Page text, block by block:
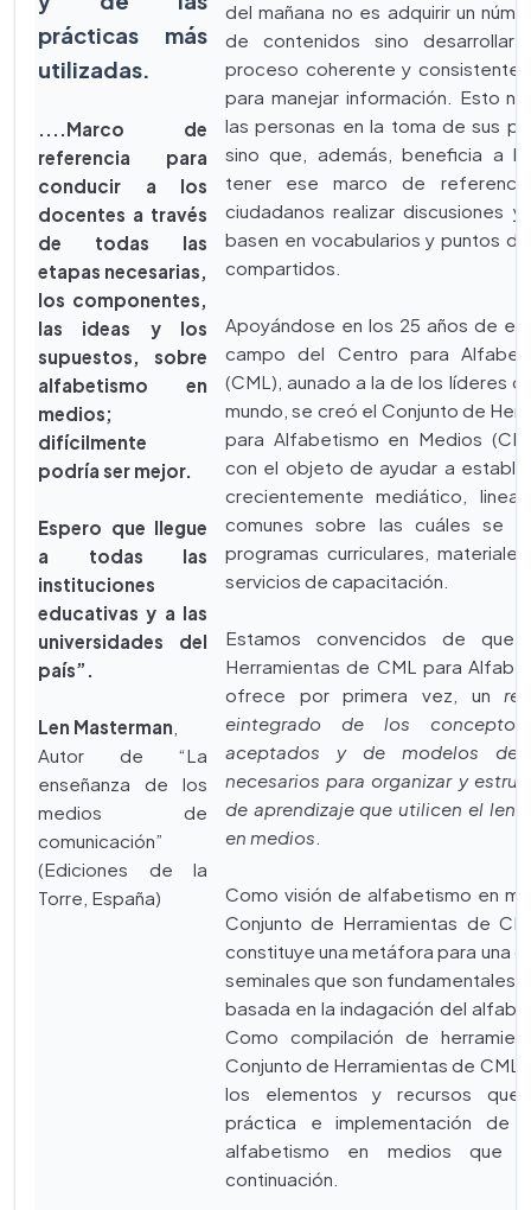
prácticas más
utilizadas.
....Marco de
referencia para
conducir a los
docentes a través
de todas las
etapas necesarias,
los componentes,
las ideas y los
supuestos, sobre
alfabetismo en
medios;
difícilmente
podría ser mejor.
Espero que llegue
a todas las
instituciones
educativas y a las
universidades del
país”.
Len Masterman
Autor de “La
enseñanza de los
medios de
comunicación”
(Ediciones de la
Torre, España)
del mañana no es adquirir un
de contenidos sino desarrollar
proceso coherente y consistente
para manejar información. Esto
las personas en la toma de sus
sino que, además, beneficia a
tener ese marco de
ciudadanos realizar discusiones
basen en vocabularios y puntos
compartidos.
Apoyándose en los 25 años de
campo del Centro para
(CML), aunado a la de los líderes
mundo, se creó el Conjunto de
para Alfabetismo en Medios
con el objeto de ayudar a
crecientemente mediático,
comunes sobre las cuáles se
programas curriculares,
servicios de capacitación.
Estamos convencidos de que
Herramientas de CML para
ofrece por primera vez, un
eintegrado de los conceptos
aceptados y de modelos de
necesarios para organizar y
de aprendizaje que utilicen el
en medios
Como visión de alfabetismo en
Conjunto de Herramientas de
constituye una metáfora para una
seminales que son fundamentales
basada en la indagación del
Como compilación de
Conjunto de Herramientas de
los elementos y recursos que
práctica e implementación de
alfabetismo en medios que
continuación.